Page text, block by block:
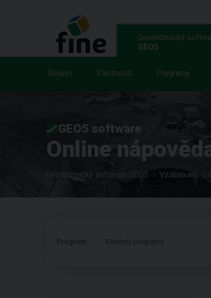
Geotechnický
GEO5
Řešení Vlastnosti Programy
GEO5 software
Online
Geotechnický software GEO5 Vzdělávání
Program: Všechny programy